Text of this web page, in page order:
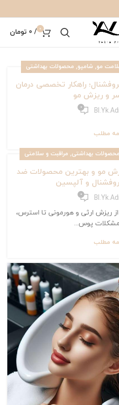
0
/
0 تومان
مو, شامپو, محصولات بهداشتی
راهکار تخصصی درمان
و ریزش مو
0
مطلب
محصولات بهداشتی, مراقبت و سلامتی
مو و بهترین محصولات ضد
و آلپسین
0
ریزش ارثی و هورمونی تا استرس،
پوس...
مطلب